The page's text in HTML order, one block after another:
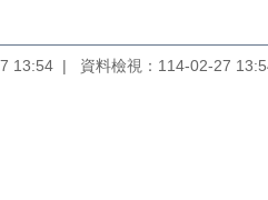
13:54 資料檢視：114-02-27